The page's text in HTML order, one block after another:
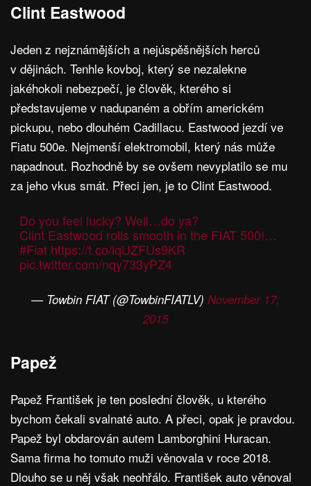
Clint Eastwood
Jeden z nejznámějších a nejúspěšnějších herců
v dějinách. Tenhle kovboj, který se nezalekne
jakéhokoli nebezpečí, je člověk, kterého si
představujeme v nadupaném a obřím americkém
pickupu, nebo dlouhém Cadillacu. Eastwood jezdí ve
Fiatu 500e. Nejmenší elektromobil, který nás může
napadnout. Rozhodně by se ovšem nevyplatilo se mu
za jeho vkus smát. Přeci jen, je to Clint Eastwood.
Do you feel lucky? Well…do ya?
Clint Eastwood rolls smooth in the FIAT 500!…
#Fiat https://t.co/lqUZFUs9KR
pic.twitter.com/nqy733yPZ4
— Towbin FIAT (@TowbinFIATLV) November 17,
2015
Papež
Papež František je ten poslední člověk, u kterého
bychom čekali svalnaté auto. A přeci, opak je pravdou.
Papež byl obdarován autem Lamborghini Huracan.
Sama firma ho tomuto muži věnovala v roce 2018.
Dlouho se u něj však neohřálo. František auto věnoval